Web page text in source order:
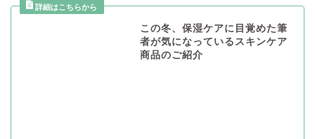
この冬、保湿ケアに目覚めた筆
者が気になっているスキンケア
商品のご紹介